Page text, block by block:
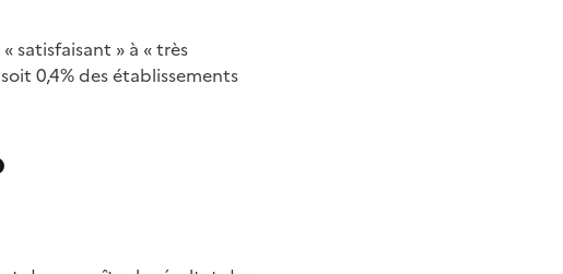
satisfaisant » à « très
0,4% des établissements